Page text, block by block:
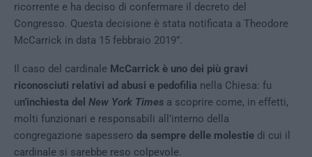
ricorrente e ha deciso di confermare il decreto del
Congresso. Questa decisione è stata notificata a Theodore
McCarrick in data 15 febbraio 2019”.
Il caso del cardinale McCarrick è uno dei più gravi
riconosciuti relativi ad abusi e pedofilia nella Chiesa: fu
un’inchiesta del New York Times a scoprire come, in effetti,
molti funzionari e responsabili all’interno della
congregazione sapessero da sempre delle molestie di cui il
cardinale si sarebbe reso colpevole.